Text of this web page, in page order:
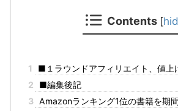
Contents [
1
■１ラウンドアフィリエイト、値上
2
■編集後記
3 Amazonランキング1位の書籍を期